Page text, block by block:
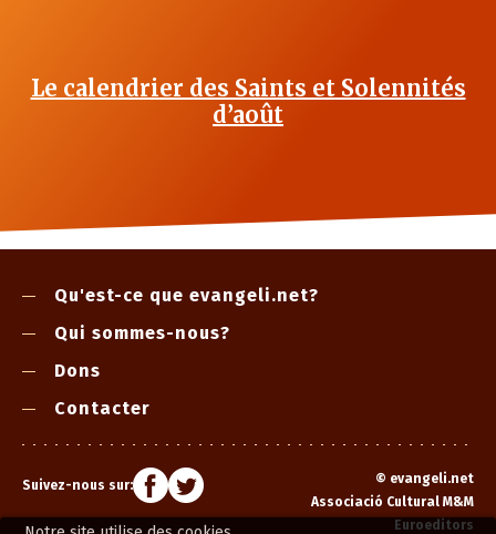
Le calendrier des Saints et Solennités
d’août
Qu'est-ce que evangeli.net?
Qui sommes-nous?
Dons
Contacter
Suivez-nous sur: © evangeli.net
Associació Cultural M&M
Euroeditors